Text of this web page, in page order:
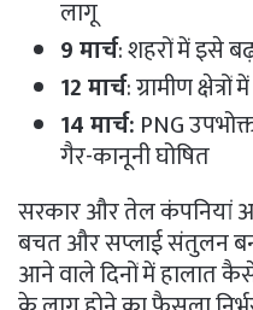
लागू
9 मार्च: शहरों में इसे
12 मार्च: ग्रामीण
14 मार्च: PNG
गैर-कानूनी घोषित
सरकार और तेल कंपनियां
बचत और सप्लाई संतुलन
आने वाले दिनों में हालात